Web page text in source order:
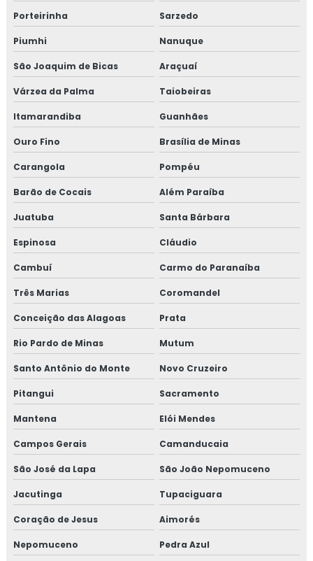
Porteirinha Sarzedo
Piumhi Nanuque
São Joaquim de Bicas Araçuaí
Várzea da Palma Taiobeiras
Itamarandiba Guanhães
Ouro Fino Brasília de Minas
Carangola Pompéu
Barão de Cocais Além Paraíba
Juatuba Santa Bárbara
Espinosa Cláudio
Cambuí Carmo do Paranaíba
Três Marias Coromandel
Conceição das Alagoas Prata
Rio Pardo de Minas Mutum
Santo Antônio do Monte Novo Cruzeiro
Pitangui Sacramento
Mantena Elói Mendes
Campos Gerais Camanducaia
São José da Lapa São João Nepomuceno
Jacutinga Tupaciguara
Coração de Jesus Aimorés
Nepomuceno Pedra Azul